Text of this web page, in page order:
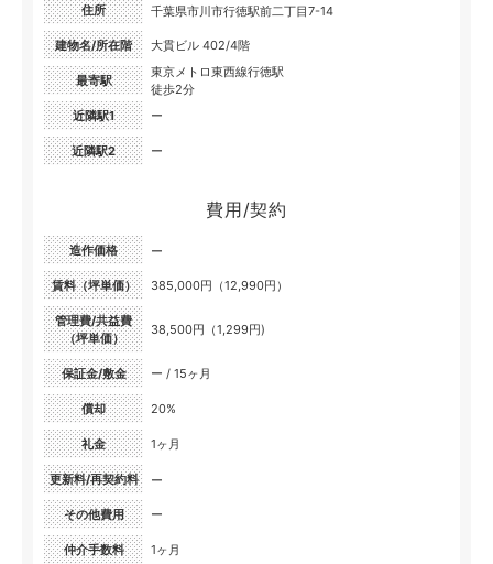
住所 千葉県市川市行徳駅前二丁目7-14
建物名/所在階 大貫ビル 402/4階
最寄駅
東京メトロ東西線行徳駅
徒歩2分
近隣駅1
ー
近隣駅2 ー
費用/契約
造作価格 ー
賃料（坪単価） 385,000円（12,990円）
管理費/共益費
（坪単価）
38,500円（1,299円)
保証金/敷金 ー / 15ヶ月
償却 20%
礼金 1ヶ月
更新料/再契約料 ー
その他費用 ー
仲介手数料 1ヶ月